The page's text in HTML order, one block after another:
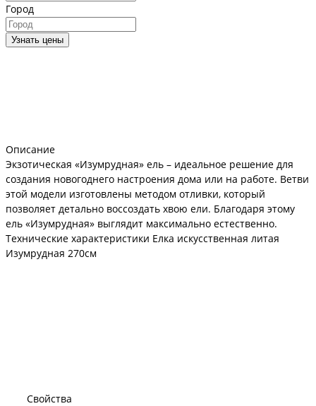
Город
Узнать цены
Описание
Экзотическая «Изумрудная» ель – идеальное решение для
создания новогоднего настроения дома или на работе. Ветви
этой модели изготовлены методом отливки, который
позволяет детально воссоздать хвою ели. Благодаря этому
ель «Изумрудная» выглядит максимально естественно.
Технические характеристики Елка искусственная литая
Изумрудная 270см
Свойства